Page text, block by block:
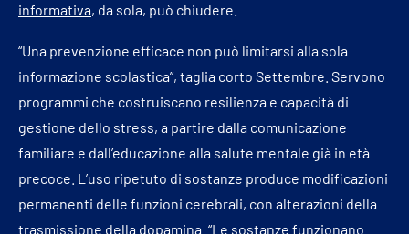
informativa, da sola, può chiudere.
“Una prevenzione efficace non può limitarsi alla sola
informazione scolastica”, taglia corto Settembre. Servono
programmi che costruiscano resilienza e capacità di
gestione dello stress, a partire dalla comunicazione
familiare e dall’educazione alla salute mentale già in età
precoce. L’uso ripetuto di sostanze produce modificazioni
permanenti delle funzioni cerebrali, con alterazioni della
trasmissione della dopamina. “Le sostanze funzionano